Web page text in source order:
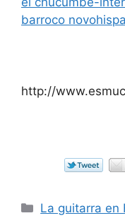
barroco
http://
Categorías
La guitarra en